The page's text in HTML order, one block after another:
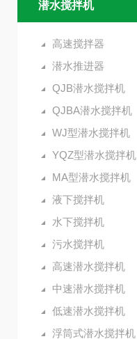
潜水搅拌机
高速搅拌器
潜水推进器
QJB潜水搅拌机
QJBA潜水搅拌机
WJ型潜水搅拌机
YQZ型潜水搅拌机
MA型潜水搅拌机
液下搅拌机
水下搅拌机
污水搅拌机
高速潜水搅拌机
中速潜水搅拌机
低速潜水搅拌机
浮筒式潜水搅拌机